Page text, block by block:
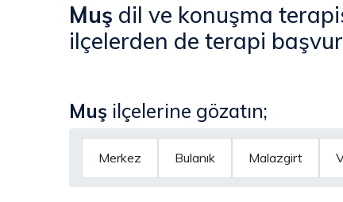
Muş dil ve konuşma
ilçelerden de terapi
Muş ilçelerine gözatın;
Merkez Bulanık Malazgirt